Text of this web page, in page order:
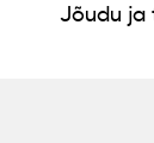
Jõudu ja